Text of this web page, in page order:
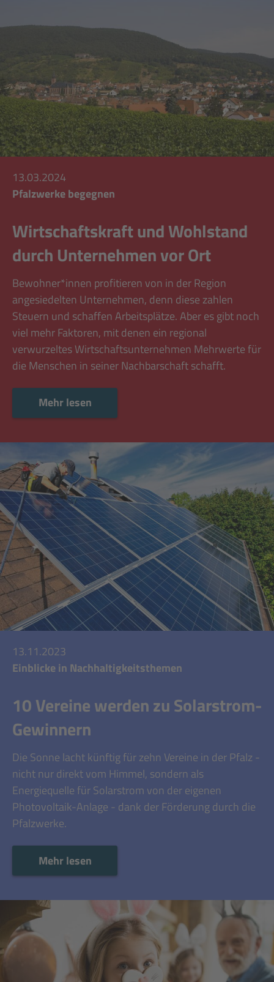
13.03.2024
Pfalzwerke begegnen
Wirtschaftskraft und Wohlstand
durch Unternehmen vor Ort
Bewohner*innen profitieren von in der Region
angesiedelten Unternehmen, denn diese zahlen
Steuern und schaffen Arbeitsplätze. Aber es gibt noch
viel mehr Faktoren, mit denen ein regional
verwurzeltes Wirtschaftsunternehmen Mehrwerte für
die Menschen in seiner Nachbarschaft schafft.
Mehr lesen
13.11.2023
Einblicke in Nachhaltigkeitsthemen
10 Vereine werden zu Solarstrom-
Gewinnern
Die Sonne lacht künftig für zehn Vereine in der Pfalz -
nicht nur direkt vom Himmel, sondern als
Energiequelle für Solarstrom von der eigenen
Photovoltaik-Anlage - dank der Förderung durch die
Pfalzwerke.
Mehr lesen